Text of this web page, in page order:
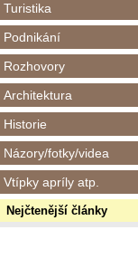
Turistika
Podnikání
Rozhovory
Architektura
Historie
Názory/fotky/videa
Vtípky apríly atp.
Nejčtenější články